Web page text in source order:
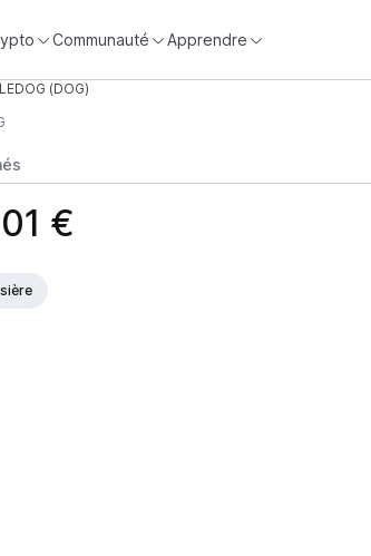
Communauté Apprendre
LEDOG (DOG)
€